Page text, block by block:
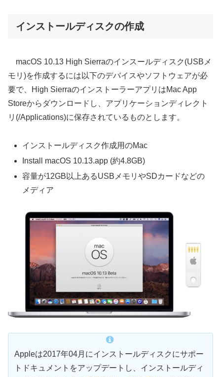
インストールディスクの作成
macOS 10.13 High Sierraのインスールディスク(USBメ
モリ)を作成するには以下のデバイスやソフトウェアが必
要で、High SierraのインストーラーアプリはMac App
Storeからダウンロードし、アプリケーションディレクト
リ(/Applications)に保存されているものとします。
インストールディスク作成用のMac
Install macOS 10.13.app (約4.8GB)
容量が12GB以上あるUSBメモリやSDカードなどの
メディア
Appleは2017年04月にインストールディスクにサポー
トドキュメントをアップデートし、インストールディ